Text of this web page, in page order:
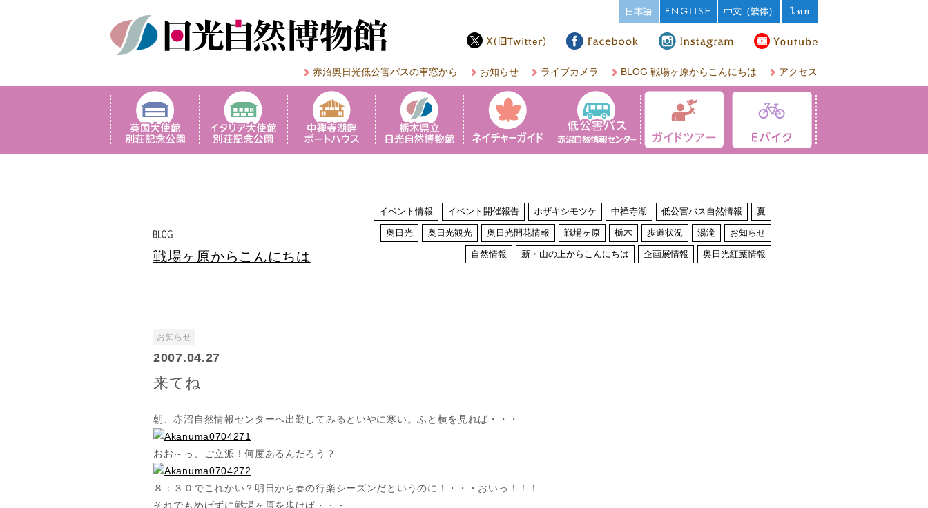
赤沼奥日光低公害バスの車窓から お知らせ ライブカメラ BLOG 戦場ヶ原からこんにちは アクセス
戦場ヶ原からこんにちは
イベント情報 イベント開催報告 ホザキシモツケ 中禅寺湖 低公害バス自然情報 夏
奥日光 奥日光観光 奥日光開花情報 戦場ヶ原 栃木 歩道状況 湯滝 お知らせ
自然情報 新・山の上からこんにちは 企画展情報 奥日光紅葉情報
お知らせ
2007.04.27
来てね
朝、赤沼自然情報センターへ出勤してみるといやに寒い。ふと横を見れば・・・
おお～っ、ご立派！何度あるんだろう？
８：３０でこれかい？明日から春の行楽シーズンだというのに！・・・おいっ！！！
それでもめげずに戦場ヶ原を歩けば・・・